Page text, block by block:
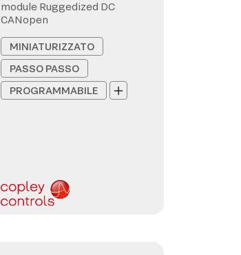
module Ruggedized DC
CANopen
MINIATURIZZATO
PASSO PASSO
PROGRAMMABILE